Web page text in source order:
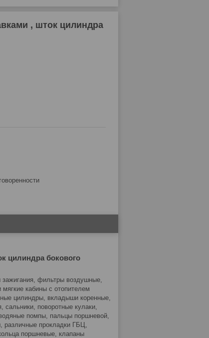
, шток цилиндра
цилиндра бокового
фильтры воздушные,
кабины с отопителем
цилиндры, вкладыши коренные,
сальники, поворотные кулаки,
помпы, пальцы поршневой,
прокладки ГБЦ,
поршневые, клапаны